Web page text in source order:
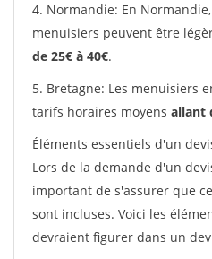
4. Normandie: En
menuisiers peuvent être
de 25€ à 40€.
5. Bretagne: Les menuisiers
tarifs horaires moyens allant
Éléments essentiels d'un
Lors de la demande d'un
important de s'assurer que
sont incluses. Voici les
devraient figurer dans un